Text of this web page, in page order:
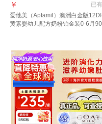
已有
￥
爱他美（Aptamil）澳洲白金版
黄素婴幼儿配方奶粉铂金装0-6月